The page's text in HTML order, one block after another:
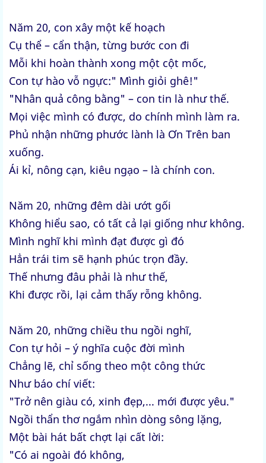
Năm 20, con xây một kế hoạch
Cụ thể – cẩn thận, từng bước con đi
Mỗi khi hoàn thành xong một cột mốc,
Con tự hào vỗ ngực:" Mình giỏi ghê!"
"Nhân quả công bằng" – con tin là như thế.
Mọi việc mình có được, do chính mình làm ra.
Phủ nhận những phước lành là Ơn Trên ban
xuống.
Ái kỉ, nông cạn, kiêu ngạo – là chính con.
Năm 20, những đêm dài ướt gối
Không hiểu sao, có tất cả lại giống như không.
Mình nghĩ khi mình đạt được gì đó
Hẳn trái tim sẽ hạnh phúc trọn đầy.
Thế nhưng đâu phải là như thế,
Khi được rồi, lại cảm thấy rỗng không.
Năm 20, những chiều thu ngồi nghĩ,
Con tự hỏi – ý nghĩa cuộc đời mình
Chẳng lẽ, chỉ sống theo một công thức
Như báo chí viết:
"Trở nên giàu có, xinh đẹp,... mới được yêu."
Ngồi thẩn thơ ngắm nhìn dòng sông lặng,
Một bài hát bất chợt lại cất lời:
"Có ai ngoài đó không,